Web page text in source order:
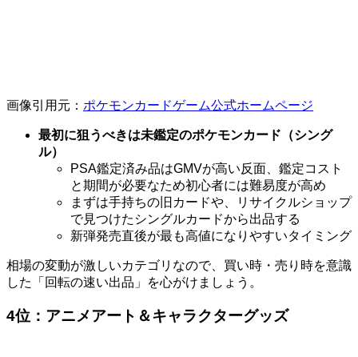
画像引用元： ポケモンカードゲーム公式ホームページ
最初に狙うべきは未鑑定のポケモンカード（シング
ル）
PSA鑑定済み品はGMVが高い反面、鑑定コスト
と期間が必要なため初心者には難易度が高め
まずは手持ちの旧カードや、リサイクルショップ
で見つけたシングルカードから出品する
新弾発売直後が最も高値になりやすいタイミング
相場の変動が激しいカテゴリなので、買い時・売り時を意識
した「回転の速い出品」を心がけましょう。
4位：アニメアート＆キャラクターグッズ